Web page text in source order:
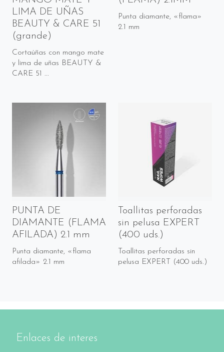
LIMA DE UÑAS
BEAUTY & CARE 51
(grande)
Cortaúñas con mango mate
y lima de uñas BEAUTY &
CARE 51 ...
Punta diamante, «flama»
2.1 mm
PUNTA DE
DIAMANTE (FLAMA
AFILADA) 2.1 mm
Punta diamante, «flama
afilada» 2.1 mm
Toallitas perforadas
sin pelusa EXPERT
(400 uds.)
Toallitas perforadas sin
pelusa EXPERT (400 uds.)
Enlaces de interes